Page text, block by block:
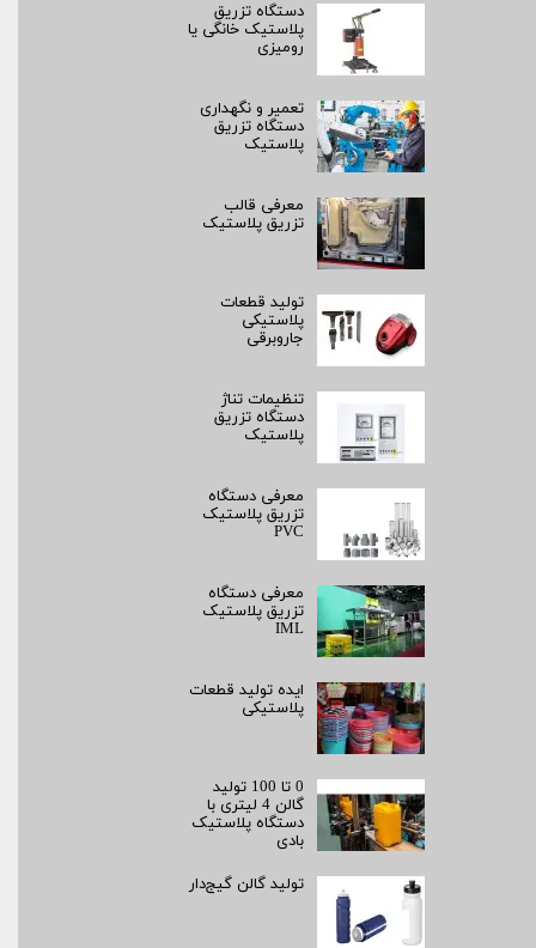
دستگاه تزریق
پلاستیک خانگی یا
رومیزی
تعمیر و نگهداری
دستگاه تزریق
پلاستیک
معرفی قالب
تزریق پلاستیک
تولید قطعات
پلاستیکی
جاروبرقی
تنظیمات تناژ
دستگاه تزریق
پلاستیک
معرفی دستگاه
تزریق پلاستیک
PVC
معرفی دستگاه
تزریق پلاستیک
IML
ایده تولید قطعات
پلاستیکی
0 تا 100 تولید
گالن 4 لیتری با
دستگاه پلاستیک
بادی
تولید گالن گیج‌دار